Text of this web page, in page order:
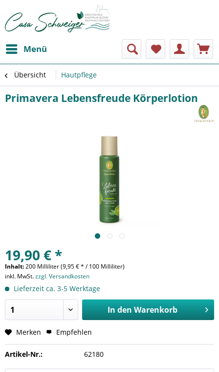
Menü
Übersicht Hautpflege
Primavera Lebensfreude Körperlotion
19,90 € *
Inhalt:200 Milliliter (9,95 € * / 100 Milliliter)
inkl. MwSt.zzgl. Versandkosten
Lieferzeit ca. 3-5 Werktage
In den Warenkorb
Merken Empfehlen
Artikel-Nr.: 62180